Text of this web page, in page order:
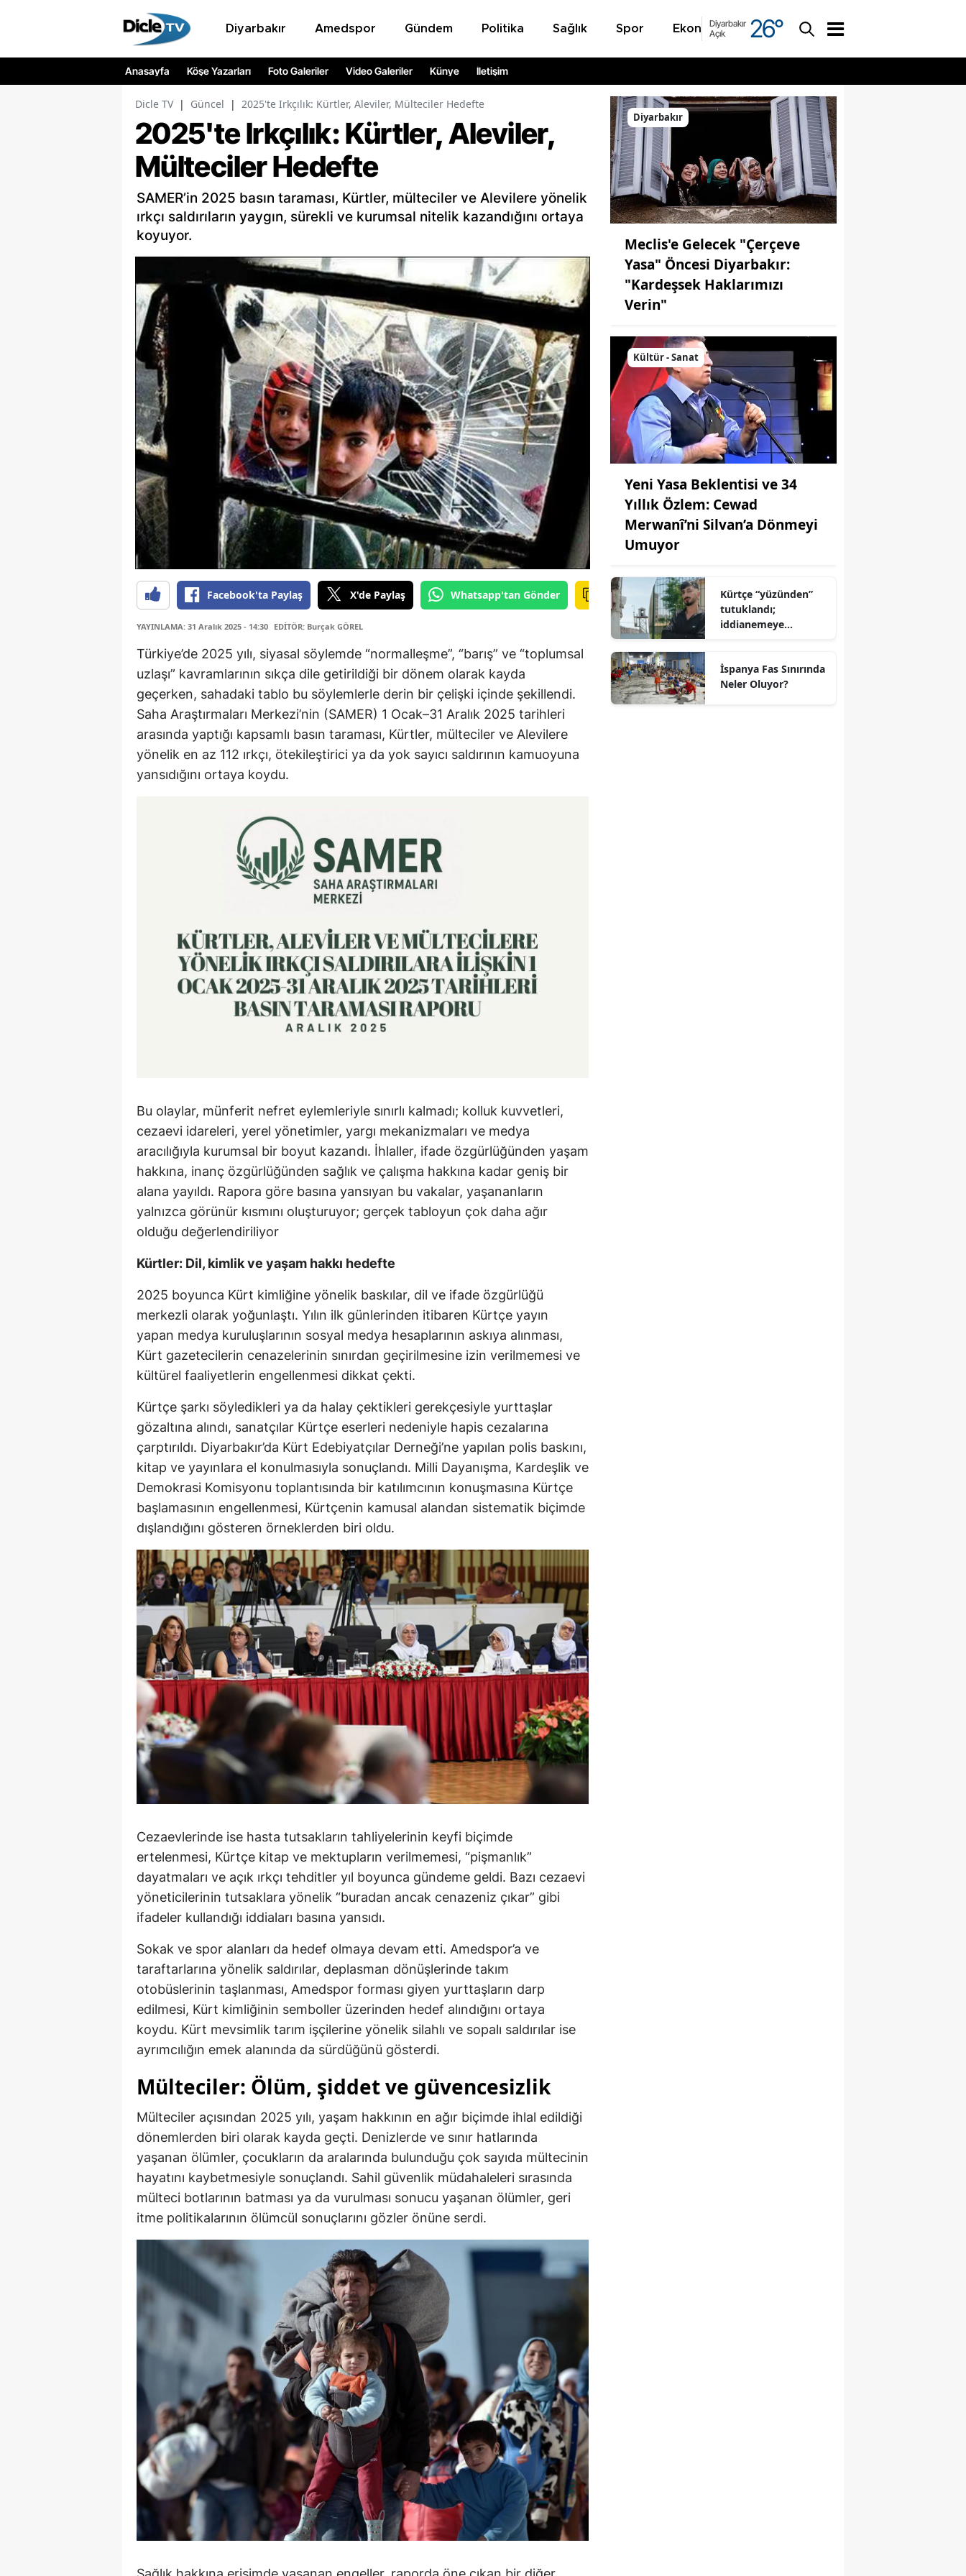
Diyarbakır Amedspor Gündem Politika Sağlık Spor Ekonomi Asayiş
Diyarbakır
Açık
26°
Anasayfa Köşe Yazarları Foto Galeriler Video Galeriler Künye İletişim
Dicle TV | Güncel | 2025'te Irkçılık: Kürtler, Aleviler, Mülteciler Hedefte
2025'te Irkçılık: Kürtler, Aleviler,
Mülteciler Hedefte
SAMER’in 2025 basın taraması, Kürtler, mülteciler ve Alevilere yönelik
ırkçı saldırıların yaygın, sürekli ve kurumsal nitelik kazandığını ortaya
koyuyor.
Facebook'ta Paylaş X'de Paylaş Whatsapp'tan Gönder
YAYINLAMA: 31 Aralık 2025 - 14:30 EDİTÖR: Burçak GÖREL
Türkiye’de 2025 yılı, siyasal söylemde “normalleşme”, “barış” ve “toplumsal
uzlaşı” kavramlarının sıkça dile getirildiği bir dönem olarak kayda
geçerken, sahadaki tablo bu söylemlerle derin bir çelişki içinde şekillendi.
Saha Araştırmaları Merkezi’nin (SAMER) 1 Ocak–31 Aralık 2025 tarihleri
arasında yaptığı kapsamlı basın taraması, Kürtler, mülteciler ve Alevilere
yönelik en az 112 ırkçı, ötekileştirici ya da yok sayıcı saldırının kamuoyuna
yansıdığını ortaya koydu.
Bu olaylar, münferit nefret eylemleriyle sınırlı kalmadı; kolluk kuvvetleri,
cezaevi idareleri, yerel yönetimler, yargı mekanizmaları ve medya
aracılığıyla kurumsal bir boyut kazandı. İhlaller, ifade özgürlüğünden yaşam
hakkına, inanç özgürlüğünden sağlık ve çalışma hakkına kadar geniş bir
alana yayıldı. Rapora göre basına yansıyan bu vakalar, yaşananların
yalnızca görünür kısmını oluşturuyor; gerçek tabloyun çok daha ağır
olduğu değerlendiriliyor
Kürtler: Dil, kimlik ve yaşam hakkı hedefte
2025 boyunca Kürt kimliğine yönelik baskılar, dil ve ifade özgürlüğü
merkezli olarak yoğunlaştı. Yılın ilk günlerinden itibaren Kürtçe yayın
yapan medya kuruluşlarının sosyal medya hesaplarının askıya alınması,
Kürt gazetecilerin cenazelerinin sınırdan geçirilmesine izin verilmemesi ve
kültürel faaliyetlerin engellenmesi dikkat çekti.
Kürtçe şarkı söyledikleri ya da halay çektikleri gerekçesiyle yurttaşlar
gözaltına alındı, sanatçılar Kürtçe eserleri nedeniyle hapis cezalarına
çarptırıldı. Diyarbakır’da Kürt Edebiyatçılar Derneği’ne yapılan polis baskını,
kitap ve yayınlara el konulmasıyla sonuçlandı. Milli Dayanışma, Kardeşlik ve
Demokrasi Komisyonu toplantısında bir katılımcının konuşmasına Kürtçe
başlamasının engellenmesi, Kürtçenin kamusal alandan sistematik biçimde
dışlandığını gösteren örneklerden biri oldu.
Cezaevlerinde ise hasta tutsakların tahliyelerinin keyfi biçimde
ertelenmesi, Kürtçe kitap ve mektupların verilmemesi, “pişmanlık”
dayatmaları ve açık ırkçı tehditler yıl boyunca gündeme geldi. Bazı cezaevi
yöneticilerinin tutsaklara yönelik “buradan ancak cenazeniz çıkar” gibi
ifadeler kullandığı iddiaları basına yansıdı.
Sokak ve spor alanları da hedef olmaya devam etti. Amedspor’a ve
taraftarlarına yönelik saldırılar, deplasman dönüşlerinde takım
otobüslerinin taşlanması, Amedspor forması giyen yurttaşların darp
edilmesi, Kürt kimliğinin semboller üzerinden hedef alındığını ortaya
koydu. Kürt mevsimlik tarım işçilerine yönelik silahlı ve sopalı saldırılar ise
ayrımcılığın emek alanında da sürdüğünü gösterdi.
Mülteciler: Ölüm, şiddet ve güvencesizlik
Mülteciler açısından 2025 yılı, yaşam hakkının en ağır biçimde ihlal edildiği
dönemlerden biri olarak kayda geçti. Denizlerde ve sınır hatlarında
yaşanan ölümler, çocukların da aralarında bulunduğu çok sayıda mültecinin
hayatını kaybetmesiyle sonuçlandı. Sahil güvenlik müdahaleleri sırasında
mülteci botlarının batması ya da vurulması sonucu yaşanan ölümler, geri
itme politikalarının ölümcül sonuçlarını gözler önüne serdi.
Diyarbakır
Meclis'e Gelecek "Çerçeve
Yasa" Öncesi Diyarbakır:
"Kardeşsek Haklarımızı
Verin"
Kültür - Sanat
Yeni Yasa Beklentisi ve 34
Yıllık Özlem: Cewad
Merwanî’ni Silvan’a Dönmeyi
Umuyor
Kürtçe “yüzünden”
tutuklandı;
iddianemeye
İspanya Fas Sınırında
Neler Oluyor?